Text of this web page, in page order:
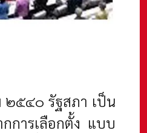
๕๔๐ รัฐสภา เป็น
การเลือกตั้ง แบบ